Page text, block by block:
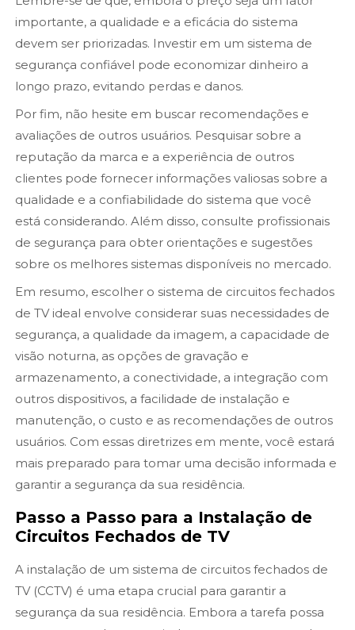
importante, a qualidade e a eficácia do sistema
devem ser priorizadas. Investir em um sistema de
segurança confiável pode economizar dinheiro a
longo prazo, evitando perdas e danos.
Por fim, não hesite em buscar recomendações e
avaliações de outros usuários. Pesquisar sobre a
reputação da marca e a experiência de outros
clientes pode fornecer informações valiosas sobre a
qualidade e a confiabilidade do sistema que você
está considerando. Além disso, consulte profissionais
de segurança para obter orientações e sugestões
sobre os melhores sistemas disponíveis no mercado.
Em resumo, escolher o sistema de circuitos fechados
de TV ideal envolve considerar suas necessidades de
segurança, a qualidade da imagem, a capacidade de
visão noturna, as opções de gravação e
armazenamento, a conectividade, a integração com
outros dispositivos, a facilidade de instalação e
manutenção, o custo e as recomendações de outros
usuários. Com essas diretrizes em mente, você estará
mais preparado para tomar uma decisão informada e
garantir a segurança da sua residência.
Passo a Passo para a Instalação de
Circuitos Fechados de TV
A instalação de um sistema de circuitos fechados de
TV (CCTV) é uma etapa crucial para garantir a
segurança da sua residência. Embora a tarefa possa